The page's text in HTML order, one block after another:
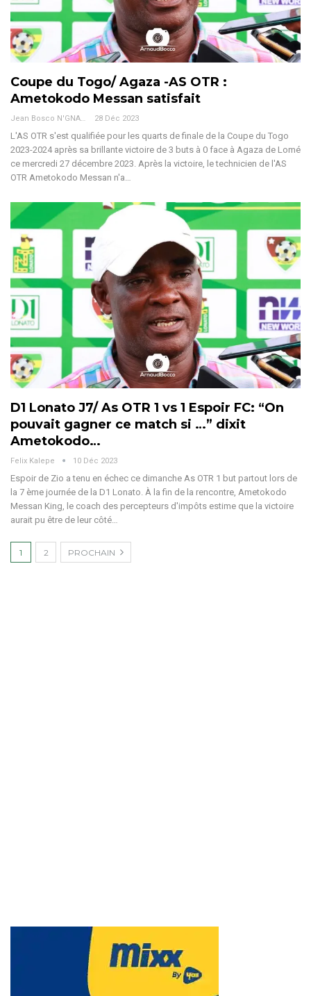
Coupe du Togo/ Agaza -AS OTR :
Ametokodo Messan satisfait
Jean Bosco N'GNAMA 28 Déc 2023
L'AS OTR s'est qualifiée pour les quarts de finale de la Coupe du Togo
2023-2024 après sa brillante victoire de 3 buts à 0 face à Agaza de Lomé
ce mercredi 27 décembre 2023. Après la victoire, le technicien de l'AS
OTR Ametokodo Messan n'a…
D1 Lonato J7/ As OTR 1 vs 1 Espoir FC: “On
pouvait gagner ce match si …” dixit
Ametokodo…
Felix Kalepe 10 Déc 2023
Espoir de Zio a tenu en échec ce dimanche As OTR 1 but partout lors de
la 7 ème journée de la D1 Lonato. À la fin de la rencontre, Ametokodo
Messan King, le coach des percepteurs d'impôts estime que la victoire
aurait pu être de leur côté
1 2 PROCHAIN